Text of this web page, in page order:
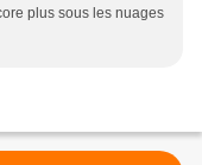
plus sous les nuages